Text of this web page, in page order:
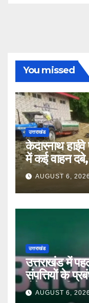
You missed
उत्तराखंड
केदारनाथ
में कई वाहन
बंदAUGUST 6, 2026
उत्तराखंड
उत्तराखंड में
संपत्तियों के
होंगे स्पष्ट नियम
AUGUST 6, 2026